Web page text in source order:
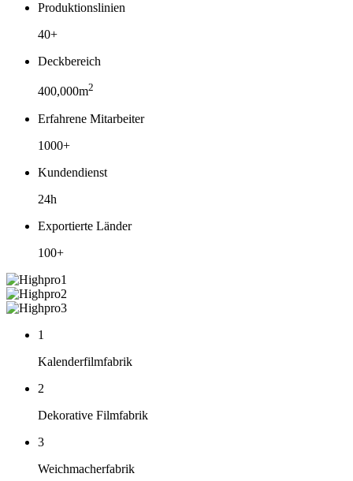
Produktionslinien
40+
Deckbereich
400,000m2
Erfahrene Mitarbeiter
1000+
Kundendienst
24h
Exportierte Länder
100+
1
Kalenderfilmfabrik
2
Dekorative Filmfabrik
3
Weichmacherfabrik